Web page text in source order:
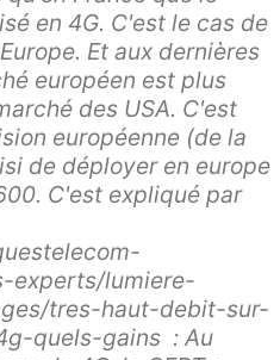
en 4G. C'est le cas de
Et aux dernières
européen est plus
des USA. C'est
européenne (de la
de déployer en europe
C'est expliqué par
experts/lumiere-
tres-haut-debit-sur-
quels-gains : Au